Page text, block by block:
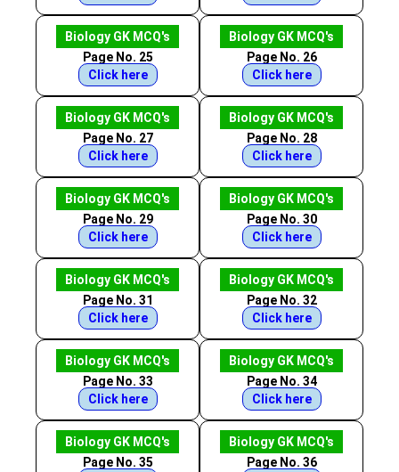
Biology GK MCQ's
Page No. 25
Click here
Biology GK MCQ's
Page No. 26
Click here
Biology GK MCQ's
Page No. 27
Click here
Biology GK MCQ's
Page No. 28
Click here
Biology GK MCQ's
Page No. 29
Click here
Biology GK MCQ's
Page No. 30
Click here
Biology GK MCQ's
Page No. 31
Click here
Biology GK MCQ's
Page No. 32
Click here
Biology GK MCQ's
Page No. 33
Click here
Biology GK MCQ's
Page No. 34
Click here
Biology GK MCQ's
Page No. 35
Biology GK MCQ's
Page No. 36